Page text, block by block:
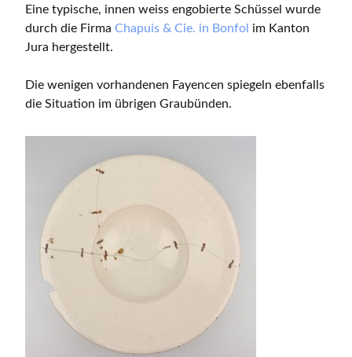
Eine typische, innen weiss engobierte Schüssel wurde
durch die Firma Chapuis & Cie. in Bonfol im Kanton
Jura hergestellt.
Die wenigen vorhandenen Fayencen spiegeln ebenfalls
die Situation im übrigen Graubünden.